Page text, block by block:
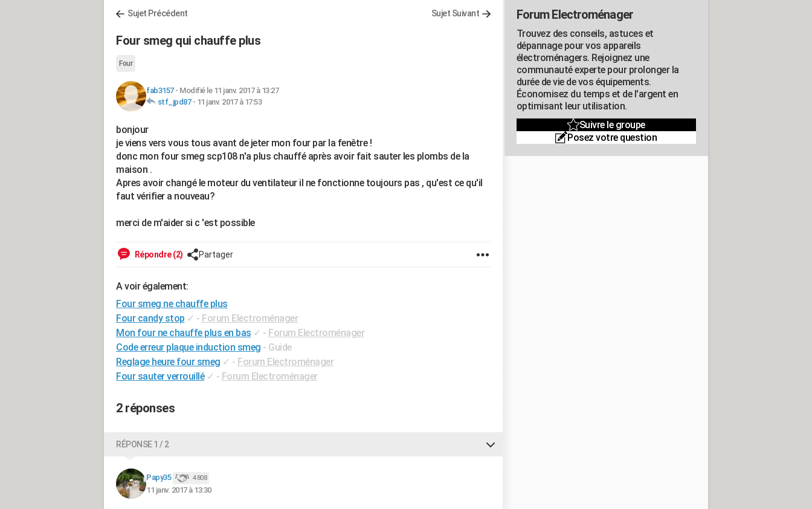
Sujet Précédent Sujet Suivant
Four smeg qui chauffe plus
Four
fab3157- Modifié le 11 janv. 2017 à 13:27
stf_jpd87- 11 janv. 2017 à 17:53
bonjour
je viens vers vous tous avant de jeter mon four par la fenêtre !
donc mon four smeg scp108 n'a plus chauffé après avoir fait sauter les plombs de la
maison .
Apres avoir changé le moteur du ventilateur il ne fonctionne toujours pas , qu'est ce qu'il
faut vérifier a nouveau?
merci de m'aider si c 'est possible
Répondre (2) Partager
A voir également:
Four smeg ne chauffe plus
Four candy stop ✓ - Forum Electroménager
Mon four ne chauffe plus en bas ✓ - Forum Electroménager
Code erreur plaque induction smeg - Guide
Reglage heure four smeg ✓ - Forum Electroménager
Four sauter verrouillé ✓ - Forum Electroménager
2 réponses
RÉPONSE 1 / 2
Papy35 4 808
11 janv. 2017 à 13:30
Forum Electroménager
Trouvez des conseils, astuces et
dépannage pour vos appareils
électroménagers. Rejoignez une
communauté experte pour prolonger la
durée de vie de vos équipements.
Économisez du temps et de l'argent en
optimisant leur utilisation.
Suivre le groupe
Posez votre question